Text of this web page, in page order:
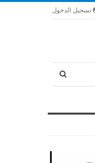
تسجيل الدخول